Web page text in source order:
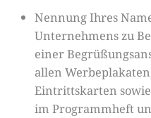
Nennung Ihres
Unternehmens zu
einer
allen
Eintrittskarten
im Programmheft